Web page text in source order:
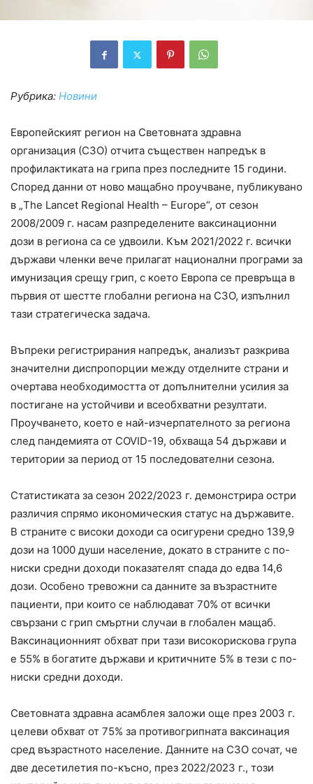
Рубрика: Новини
Европейският регион на Световната здравна
организация (СЗО) отчита съществен напредък в
профилактиката на грипа през последните 15 години.
Според данни от ново мащабно проучване, публикувано
в „The Lancet Regional Health – Europe“, от сезон
2008/2009 г. насам разпределените ваксинационни
дози в региона са се удвоили. Към 2021/2022 г. всички
държави членки вече прилагат национални програми за
имунизация срещу грип, с което Европа се превръща в
първия от шестте глобални региона на СЗО, изпълнил
тази стратегическа задача.
Въпреки регистрирания напредък, анализът разкрива
значителни диспропорции между отделните страни и
очертава необходимостта от допълнителни усилия за
постигане на устойчиви и всеобхватни резултати.
Проучването, което е най-изчерпателното за региона
след пандемията от COVID-19, обхваща 54 държави и
територии за период от 15 последователни сезона.
Статистиката за сезон 2022/2023 г. демонстрира остри
различия спрямо икономическия статус на държавите.
В страните с високи доходи са осигурени средно 139,9
дози на 1000 души население, докато в страните с по-
ниски средни доходи показателят спада до едва 14,6
дози. Особено тревожни са данните за възрастните
пациенти, при които се наблюдават 70% от всички
свързани с грип смъртни случаи в глобален мащаб.
Ваксинационният обхват при тази високорискова група
е 55% в богатите държави и критичните 5% в тези с по-
ниски средни доходи.
Световната здравна асамблея заложи още през 2003 г.
целеви обхват от 75% за противогрипната ваксинация
сред възрастното население. Данните на СЗО сочат, че
две десетилетия по-късно, през 2022/2023 г., този